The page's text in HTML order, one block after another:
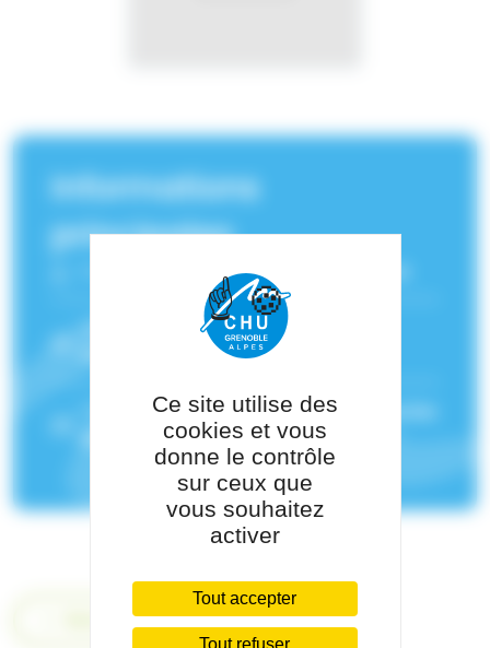
Informations
principales
Diététicienne nutritionniste
Service(s) de rattachement :
Transversale de Nutrition (UTN)
Pôle de rattachement :Pôle de Médecine
des Spécialités
Ce site utilise des
cookies et vous
donne le contrôle
sur ceux que
vous souhaitez
activer
Tout accepter
Tout refuser